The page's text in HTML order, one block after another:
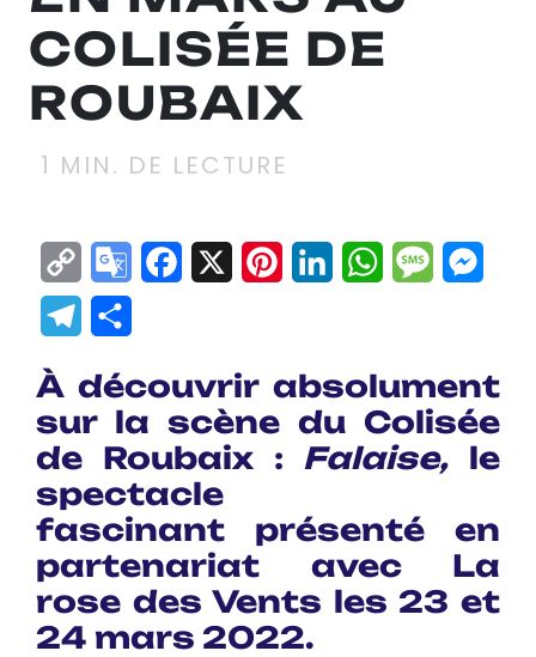
COLISÉE DE
ROUBAIX
1 MIN. DE LECTURE
Copy
Link
GoogleFacebook
X Pinterest
LinkedInWhatsApp
Telegram
À découvrir absolument
sur la scène du Colisée
de Roubaix : Falaise, le
spectacle
fascinant présenté en
partenariat avec La
rose des Vents les 23 et
24 mars 2022.